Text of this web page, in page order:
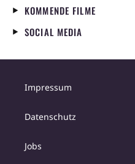
KOMMENDE FILME
SOCIAL MEDIA
Impressum
Datenschutz
Jobs